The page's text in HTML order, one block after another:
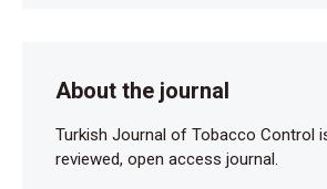
About the journal
Turkish Journal of Tobacco Control
reviewed, open access journal.